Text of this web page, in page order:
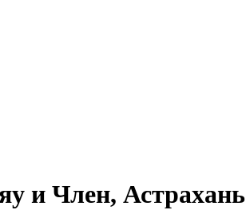
и Член, Астрахань